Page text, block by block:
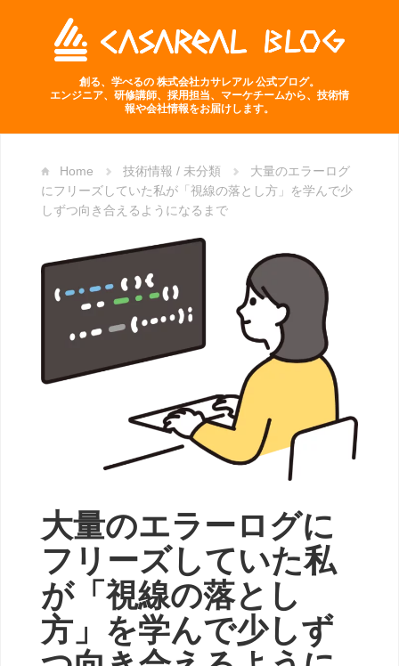
創る、学べるの 株式会社カサレアル 公式ブログ。
エンジニア、研修講師、採用担当、マーケチームから、技術情
報や会社情報をお届けします。
Home 技術情報 / 未分類
大量のエラーログ
にフリーズしていた私が「視線の落とし方」を学んで少
しずつ向き合えるようになるまで
大量のエラーログに
フリーズしていた私
が「視線の落とし
方」を学んで少しず